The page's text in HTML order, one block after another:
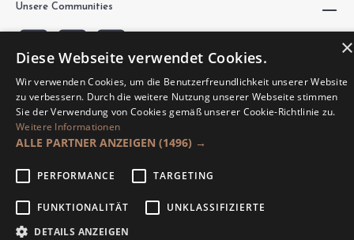
Unsere Communities
Made by Hajus AG.
×
Diese Webseite verwendet Cookies.
Wir verwenden Cookies, um die Benutzerfreundlichkeit unserer Website
zu verbessern. Durch die weitere Nutzung unserer Webseite stimmen
Sie der Verwendung von Cookies gemäß unserer Cookie-Richtlinie zu.
Weitere Informationen
ALLE PARTNER ANZEIGEN (1496) →
PERFORMANCE TARGETING
FUNKTIONALITÄT
UNKLASSIFIZIERTE
DETAILS ANZEIGEN